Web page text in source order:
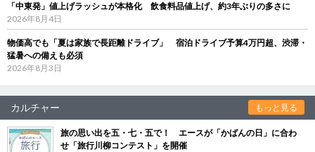
「中東発」値上げラッシュが本格化 飲食料品値上げ、約3年ぶりの多さに
2026年8月4日
物価高でも「夏は家族で長距離ドライブ」 宿泊ドライブ予算4万円超、渋滞・
猛暑への備えも必須
2026年8月3日
カルチャー もっと見る
旅の思い出を五・七・五で！ エースが「かばんの日」に合わ
せ「旅行川柳コンテスト」を開催